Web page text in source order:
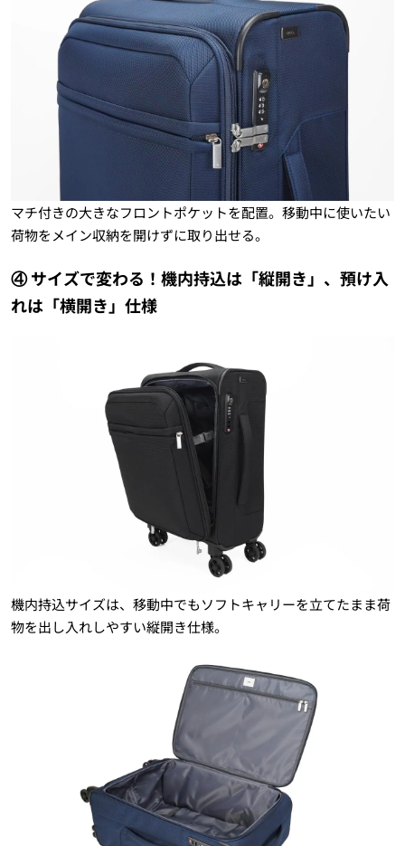
マチ付きの大きなフロントポケットを配置。移動中に使いたい
荷物をメイン収納を開けずに取り出せる。
④ サイズで変わる！機内持込は「縦開き」、預け入
れは「横開き」仕様
機内持込サイズは、移動中でもソフトキャリーを立てたまま荷
物を出し入れしやすい縦開き仕様。